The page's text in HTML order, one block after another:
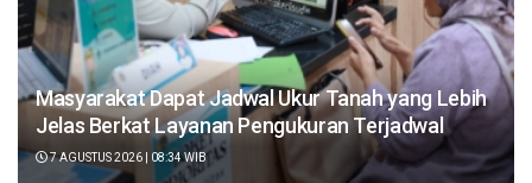
Masyarakat Dapat Jadwal Ukur Tanah yang Lebih
Jelas Berkat Layanan Pengukuran Terjadwal
7 AGUSTUS 2026 | 08:34 WIB